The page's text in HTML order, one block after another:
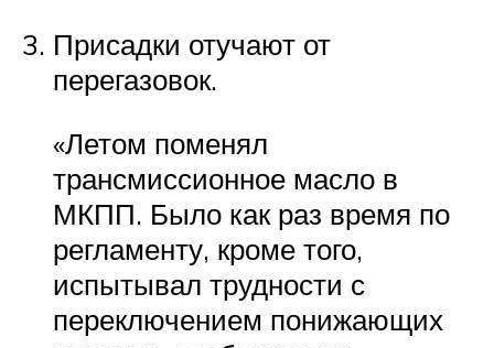
Присадки отучают от
перегазовок.
«Летом поменял
трансмиссионное масло в
МКПП. Было как раз время по
регламенту, кроме того,
испытывал трудности с
переключением понижающих